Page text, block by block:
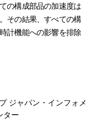
の構成部品の加速度は
その結果、すべての構
計機能への影響を排除
ジャパン・インフォメ
ター